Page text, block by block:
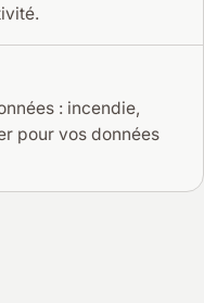
: incendie,
pour vos données